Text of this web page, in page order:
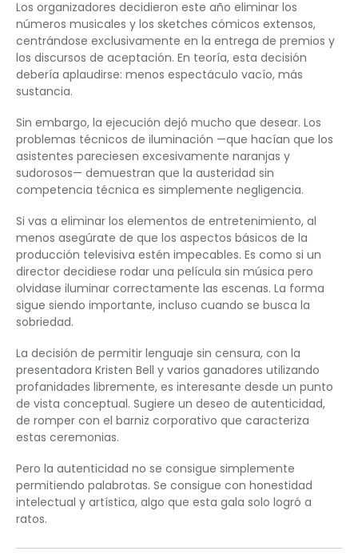
Los organizadores decidieron este año eliminar los
números musicales y los sketches cómicos extensos,
centrándose exclusivamente en la entrega de premios y
los discursos de aceptación. En teoría, esta decisión
debería aplaudirse: menos espectáculo vacío, más
sustancia.
Sin embargo, la ejecución dejó mucho que desear. Los
problemas técnicos de iluminación —que hacían que los
asistentes pareciesen excesivamente naranjas y
sudorosos— demuestran que la austeridad sin
competencia técnica es simplemente negligencia.
Si vas a eliminar los elementos de entretenimiento, al
menos asegúrate de que los aspectos básicos de la
producción televisiva estén impecables. Es como si un
director decidiese rodar una película sin música pero
olvidase iluminar correctamente las escenas. La forma
sigue siendo importante, incluso cuando se busca la
sobriedad.
La decisión de permitir lenguaje sin censura, con la
presentadora Kristen Bell y varios ganadores utilizando
profanidades libremente, es interesante desde un punto
de vista conceptual. Sugiere un deseo de autenticidad,
de romper con el barniz corporativo que caracteriza
estas ceremonias.
Pero la autenticidad no se consigue simplemente
permitiendo palabrotas. Se consigue con honestidad
intelectual y artística, algo que esta gala solo logró a
ratos.